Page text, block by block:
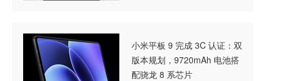
小米平板 9 完成 3C 认证：双
版本规划，9720mAh 电池搭
配骁龙 8 系芯片